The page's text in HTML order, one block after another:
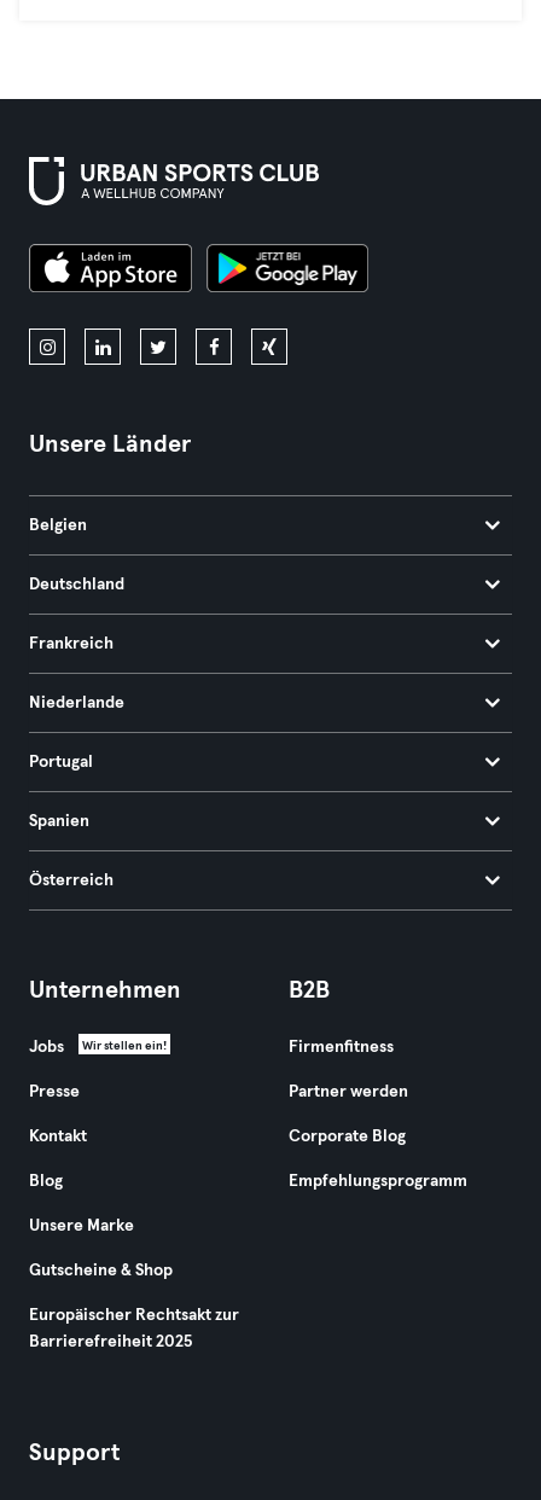
Unsere Länder
Belgien
Deutschland
Frankreich
Niederlande
Portugal
Spanien
Österreich
Unternehmen
Jobs Wir stellen ein!
Presse
Kontakt
Blog
Unsere Marke
Gutscheine & Shop
Europäischer Rechtsakt zur
Barrierefreiheit 2025
B2B
Firmenfitness
Partner werden
Corporate Blog
Empfehlungsprogramm
Support